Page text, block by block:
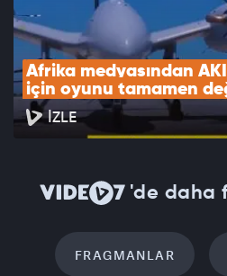
Afrika medyasından
için oyunu tamamen
İZLE
'de daha
FRAGMANLAR